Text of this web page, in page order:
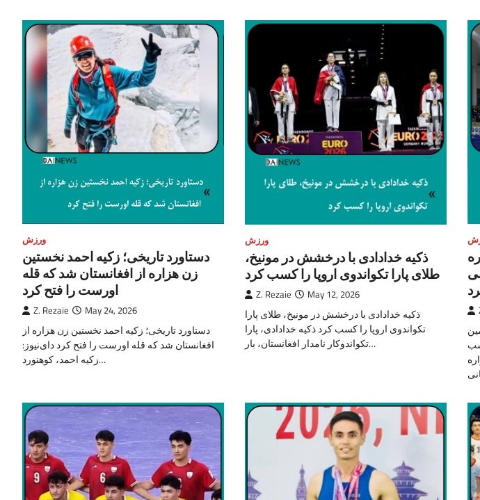
ورزش
دستاورد تاریخی؛ زکیه احمد نخستین
زن هزاره از افغانستان شد که قله
اورست را فتح کرد
Z. Rezaie May 24, 2026
دستاورد تاریخی؛ زکیه احمد نخستین زن هزاره از
افغانستان شد که قله اورست را فتح کرد دای‌نیوز:
زکیه احمد، کوهنورد…
ورزش
ذکیه خدادادی با درخشش در مونیخ،
طلای پارا تکواندوی اروپا را کسب کرد
Z. Rezaie May 12, 2026
ذکیه خدادادی با درخشش در مونیخ، طلای پارا
تکواندوی اروپا را کسب کرد ذکیه خدادادی، پارا
تکواندوکار نامدار افغانستان، بار…